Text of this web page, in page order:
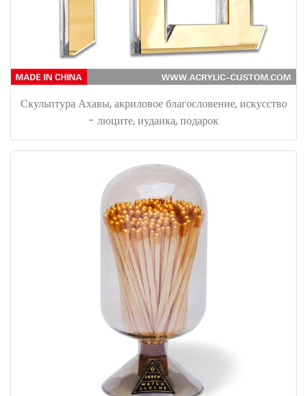
Скульптура Ахавы, акриловое благословение, искусство
- люците, иудаика, подарок